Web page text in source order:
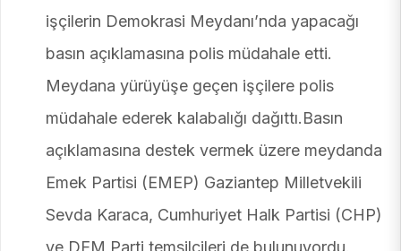
işçilerin Demokrasi Meydanı’nda yapacağı
basın açıklamasına polis müdahale etti.
Meydana yürüyüşe geçen işçilere polis
müdahale ederek kalabalığı dağıttı.Basın
açıklamasına destek vermek üzere meydanda
Emek Partisi (EMEP) Gaziantep Milletvekili
Sevda Karaca, Cumhuriyet Halk Partisi (CHP)
ve DEM Parti temsilcileri de bulunuyordu.